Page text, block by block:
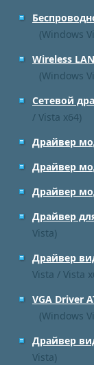
(Windows
Wireless
(Windows
Сетевой
/ Vista x64)
Драйвер
Драйвер
Драйвер
Драйвер
Vista)
Драйвер
Vista / Vista
VGA Driver
(Windows
Драйвер
Vista)